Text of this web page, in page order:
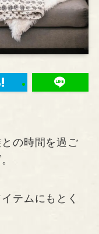
の時間を過ご
テムにもとく